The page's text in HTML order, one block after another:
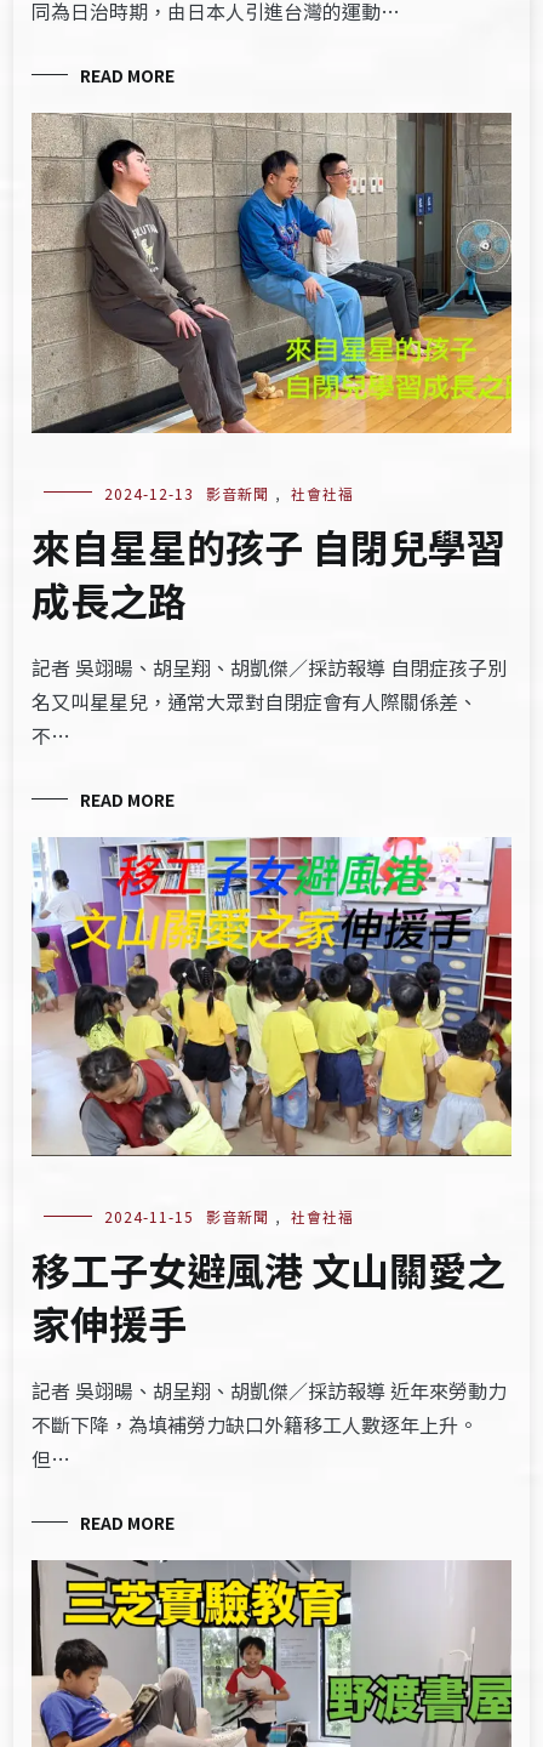
同為日治時期，由日本人引進台灣的運動…
READ MORE
2024-12-13 影音新聞 , 社會社福
來自星星的孩子 自閉兒學習
成長之路
記者 吳翊暘、胡呈翔、胡凱傑／採訪報導 自閉症孩子別
名又叫星星兒，通常大眾對自閉症會有人際關係差、
不…
READ MORE
2024-11-15 影音新聞 , 社會社福
移工子女避風港 文山關愛之
家伸援手
記者 吳翊暘、胡呈翔、胡凱傑／採訪報導 近年來勞動力
不斷下降，為填補勞力缺口外籍移工人數逐年上升。
但…
READ MORE